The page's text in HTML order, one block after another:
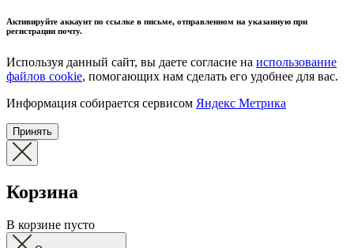
Активируйте аккаунт по ссылке в письме, отправленном на указанную при
регистрации почту.
Используя данный сайт, вы даете согласие на использование
файлов cookie, помогающих нам сделать его удобнее для вас.
Информация собирается сервисом Яндекс Метрика
Принять
Корзина
В корзине пусто